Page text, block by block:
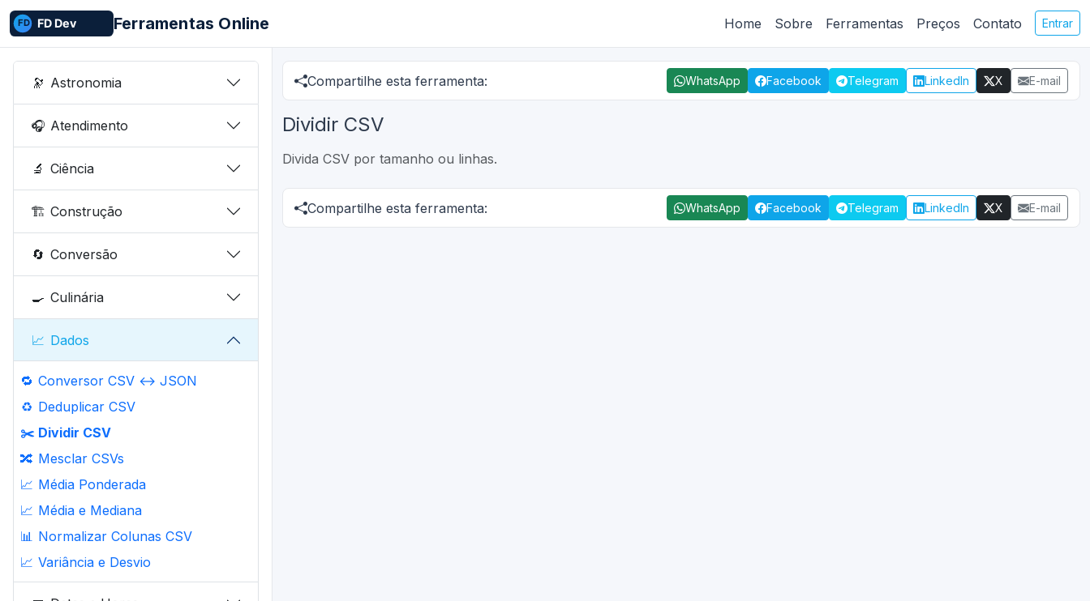
Ferramentas Online Home Sobre Ferramentas Preços Contato Entrar
🔭 Astronomia
🎧 Atendimento
🔬 Ciência
🏗️ Construção
🔄 Conversão
🍳 Culinária
📈 Dados
🔁 Conversor CSV ↔ JSON
♻️ Deduplicar CSV
✂️ Dividir CSV
🔀 Mesclar CSVs
📈 Média Ponderada
📈 Média e Mediana
📊 Normalizar Colunas CSV
📈 Variância e Desvio
Compartilhe esta ferramenta: WhatsApp Facebook Telegram LinkedIn X E-mail
Dividir CSV
Divida CSV por tamanho ou linhas.
Compartilhe esta ferramenta: WhatsApp Facebook Telegram LinkedIn X E-mail